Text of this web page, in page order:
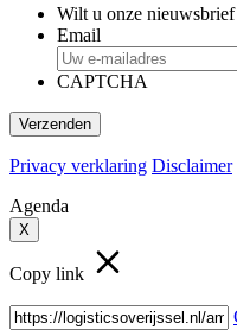
Wilt u onze
Email
CAPTCHA
Privacy verklaring Disclaimer
Agenda
X
Copy link